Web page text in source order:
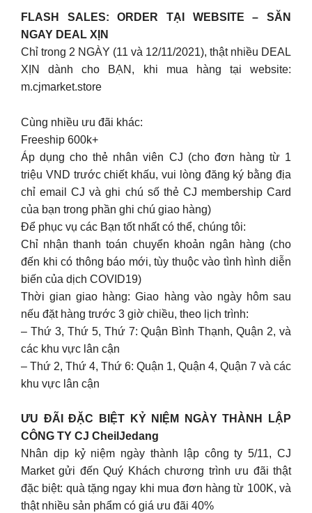
FLASH SALES: ORDER TẠI WEBSITE – SĂN
NGAY DEAL XỊN
Chỉ trong 2 NGÀY (11 và 12/11/2021), thật nhiều DEAL
XỊN dành cho BẠN, khi mua hàng tại website:
m.cjmarket.store
Cùng nhiều ưu đãi khác:
Freeship 600k+
Áp dụng cho thẻ nhân viên CJ (cho đơn hàng từ 1
triệu VND trước chiết khấu, vui lòng đăng ký bằng địa
chỉ email CJ và ghi chú số thẻ CJ membership Card
của bạn trong phần ghi chú giao hàng)
Để phục vụ các Bạn tốt nhất có thể, chúng tôi:
Chỉ nhận thanh toán chuyển khoản ngân hàng (cho
đến khi có thông báo mới, tùy thuộc vào tình hình diễn
biến của dịch COVID19)
Thời gian giao hàng: Giao hàng vào ngày hôm sau
nếu đặt hàng trước 3 giờ chiều, theo lịch trình:
– Thứ 3, Thứ 5, Thứ 7: Quận Bình Thạnh, Quận 2, và
các khu vực lân cận
– Thứ 2, Thứ 4, Thứ 6: Quận 1, Quận 4, Quận 7 và các
khu vực lân cận
ƯU ĐÃI ĐẶC BIỆT KỶ NIỆM NGÀY THÀNH LẬP
CÔNG TY CJ CheilJedang
Nhân dịp kỷ niệm ngày thành lập công ty 5/11, CJ
Market gửi đến Quý Khách chương trình ưu đãi thật
đặc biệt: quà tặng ngay khi mua đơn hàng từ 100K, và
thật nhiều sản phẩm có giá ưu đãi 40%